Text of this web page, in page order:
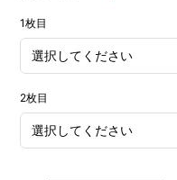
1枚目
2枚目